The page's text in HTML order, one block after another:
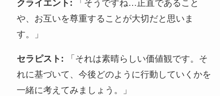
クライエント: 「そうですね…正直であること
や、お互いを尊重することが大切だと思いま
す。」
セラピスト: 「それは素晴らしい価値観です。そ
れに基づいて、今後どのように行動していくかを
一緒に考えてみましょう。」